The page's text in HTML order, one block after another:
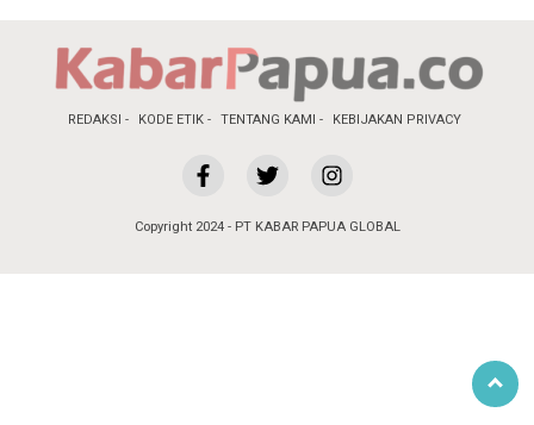
REDAKSI KODE ETIK TENTANG KAMI KEBIJAKAN PRIVACY
Copyright 2024 - PT KABAR PAPUA GLOBAL